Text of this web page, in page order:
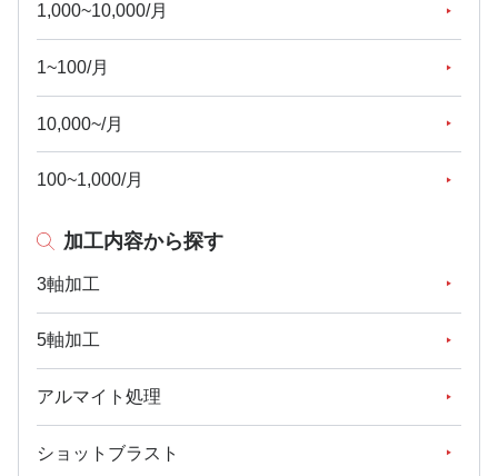
1,000~10,000/月
1~100/月
10,000~/月
100~1,000/月
加工内容から探す
3軸加工
5軸加工
アルマイト処理
ショットブラスト